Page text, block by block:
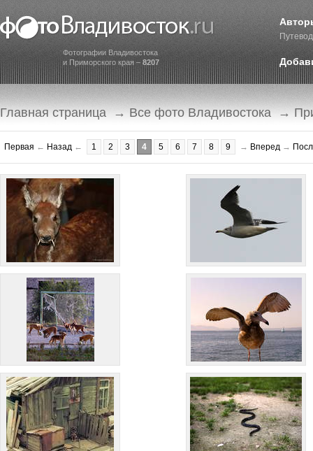
Фотографии Владивостока
и Приморского края – 8207
Главная страница → Все фото Владивостока →
Первая ← Назад ← 1 2 3 4 5 6 7 8 9 → Вперед →